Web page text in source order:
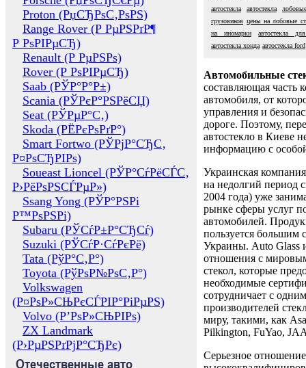
Proton (РџСЂРѕС‚РѕРЅ)
Range Rover (Р РµРЅРґР¶
Р РѕРІРµСЂ)
Renault (Р РµРЅРѕ)
Rover (Р РѕРІРµСЂ)
Saab (РЎР°Р°Р±)
Scania (РЎРєР°РЅРёСЏ)
Seat (РЎРµР°С‚)
Skoda (РЁРєРѕРґР°)
Smart Fortwo (РЎРјР°СЂС‚
Р¤РѕСЂРІРѕ)
Soueast Lioncel (РЎР°СѓРёСЃС‚
Р›РёРѕРЅСЃРµР»)
Ssang Yong (РЎР°РЅРі
Р™РѕРЅРі)
Subaru (РЎСѓР±Р°СЂСѓ)
Suzuki (РЎСѓР·СѓРєРё)
Tata (РўР°С‚Р°)
Toyota (РўРѕР№РѕС‚Р°)
Volkswagen
(Р¤РѕР»СЊРєСЃРІР°РіРµРЅ)
Volvo (Р’РѕР»СЊРІРѕ)
ZX Landmark
(Р›РµРЅРґРјР°СЂРє)
Отечественные авто
автостекла
автостекла
грузовиков цены на лобовые
на иномарки
автостекла
автостекла хонда автостекла ford
Автомобильные
составляющая часть
автомобиля, от
управления и
дороге. Поэтому,
автостекло в Киеве
информацию с
Украинская
на недолгий период
2004 года) уже
рынке сферы услуг
автомобилей.
пользуется большим
Украины. Auto Glass
отношения с
стекол, которые
необходимые
сотрудничает с
производителей
миру, такими, как
Pilkington, FuYao,
Серьезное отношение